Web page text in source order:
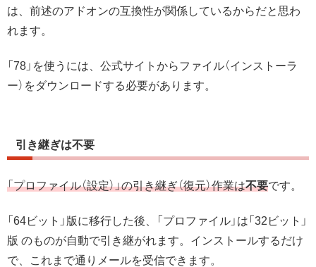
は、前述のアドオンの互換性が関係しているからだと思わ
れます。
「78」を使うには、公式サイトからファイル（インストーラ
ー）をダウンロードする必要があります。
引き継ぎは不要
「プロファイル（設定）」の引き継ぎ（復元）作業は不要です。
「64ビット」版に移行した後、「プロファイル」は「32ビット」
版 のものが自動で引き継がれます。インストールするだけ
で、これまで通りメールを受信できます。